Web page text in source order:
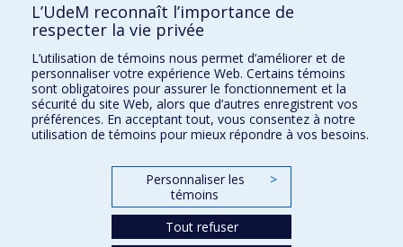
Montréal (Québec) H3T 1J4
Courriel :secretariat-general@umontreal.ca
Admission
Plan du site
Accessibilité
Accès au portail sécurisé du Secrétariat général
Recherche dans le vade-mecum
L’UdeM reconnaît l’importance de
respecter la vie privée
L’utilisation de témoins nous permet d’améliorer et de
personnaliser votre expérience Web. Certains témoins
sont obligatoires pour assurer le fonctionnement et la
sécurité du site Web, alors que d’autres enregistrent vos
préférences. En acceptant tout, vous consentez à notre
utilisation de témoins pour mieux répondre à vos besoins.
Personnaliser les
témoins
>
Tout refuser